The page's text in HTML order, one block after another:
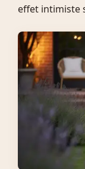
effet intimiste